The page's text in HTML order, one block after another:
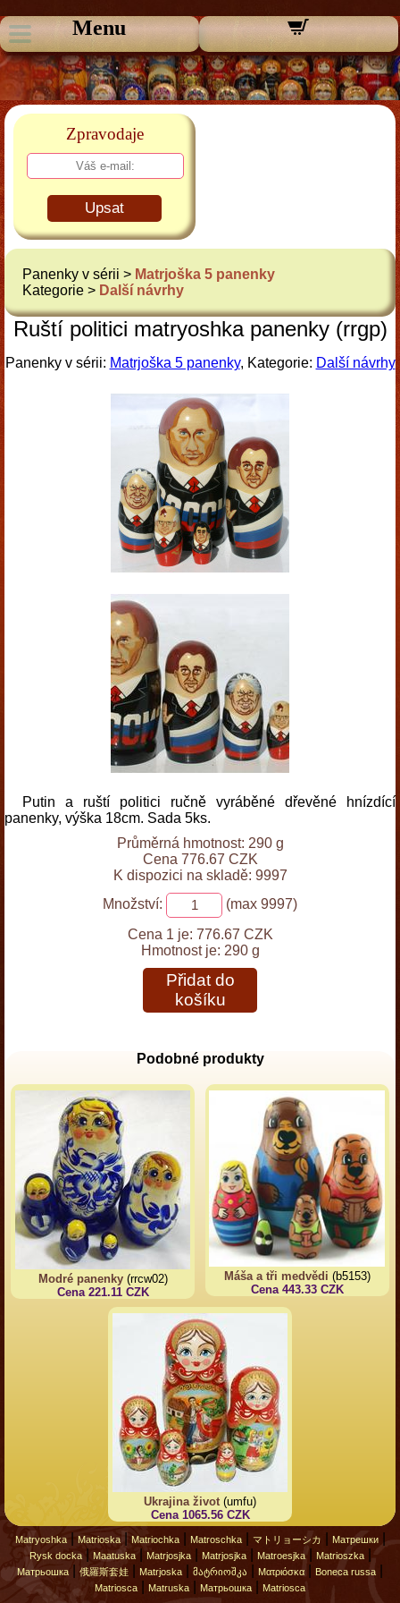
Menu
Zpravodaje
Upsat
Panenky v sérii > Matrjoška 5 panenky
Kategorie > Další návrhy
Ruští politici matryoshka panenky (rrgp)
Panenky v sérii: Matrjoška 5 panenky, Kategorie: Další návrhy
Putin a ruští politici ručně vyráběné dřevěné hnízdící
panenky, výška 18cm. Sada 5ks.
Průměrná hmotnost: 290 g
Cena 776.67 CZK
K dispozici na skladě: 9997
Množství:
(max 9997)
Cena 1 je: 776.67 CZK
Hmotnost je: 290 g
Přidat do
košíku
Podobné produkty
Modré panenky(rrcw02)
Cena 221.11 CZK
Máša a tři medvědi (b5153)
Cena 443.33 CZK
Ukrajina život(umfu)
Cena 1065.56 CZK
Matryoshka| Matrioska| Matriochka| Matroschka| マトリョーシカ Матрешки|
Rysk docka| Maatuska| Matrjosjka| Matrjosjka| Matroesjka| Matrioszka|
Матрьошка 俄羅斯套娃 Matrjoska მატრიოშკა Ματριόσκα Boneca russa
Matriosca Matruska Матрьошка Matriosca